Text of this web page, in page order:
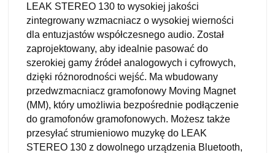
LEAK STEREO 130 to wysokiej jakości
zintegrowany wzmacniacz o wysokiej wierności
dla entuzjastów współczesnego audio. Został
zaprojektowany, aby idealnie pasować do
szerokiej gamy źródeł analogowych i cyfrowych,
dzięki różnorodności wejść. Ma wbudowany
przedwzmacniacz gramofonowy Moving Magnet
(MM), który umożliwia bezpośrednie podłączenie
do gramofonów gramofonowych. Możesz także
przesyłać strumieniowo muzykę do LEAK
STEREO 130 z dowolnego urządzenia Bluetooth,